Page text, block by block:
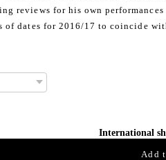
reviews for his own
of dates for 2016/17 to coincide
International
Add